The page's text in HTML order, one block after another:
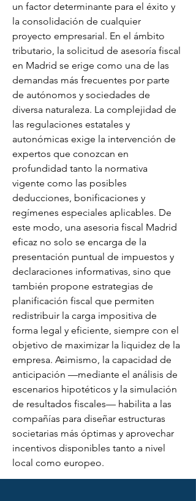
un factor determinante para el éxito y
la consolidación de cualquier
proyecto empresarial. En el ámbito
tributario, la solicitud de asesoría fiscal
en Madrid se erige como una de las
demandas más frecuentes por parte
de autónomos y sociedades de
diversa naturaleza. La complejidad de
las regulaciones estatales y
autonómicas exige la intervención de
expertos que conozcan en
profundidad tanto la normativa
vigente como las posibles
deducciones, bonificaciones y
regímenes especiales aplicables. De
este modo, una asesoria fiscal Madrid
eficaz no solo se encarga de la
presentación puntual de impuestos y
declaraciones informativas, sino que
también propone estrategias de
planificación fiscal que permiten
redistribuir la carga impositiva de
forma legal y eficiente, siempre con el
objetivo de maximizar la liquidez de la
empresa. Asimismo, la capacidad de
anticipación —mediante el análisis de
escenarios hipotéticos y la simulación
de resultados fiscales— habilita a las
compañías para diseñar estructuras
societarias más óptimas y aprovechar
incentivos disponibles tanto a nivel
local como europeo.